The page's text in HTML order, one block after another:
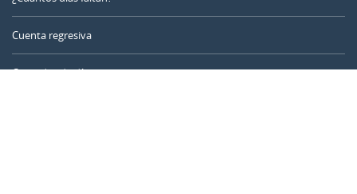
Cuenta regresiva
Contador de días